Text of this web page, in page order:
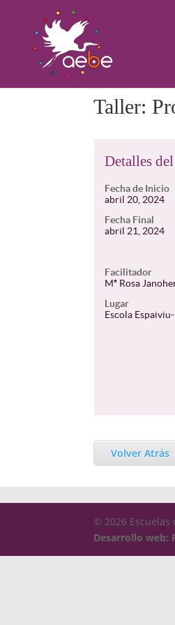
Taller:
Detalles
Fecha de Inicio
abril 20, 2024
Fecha Final
abril 21, 2024
Facilitador
Mª Rosa
Lugar
Escola
Volver Atrás
© 2026
Desarrollo web: